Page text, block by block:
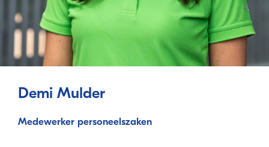
Demi Mulder
Medewerker personeelszaken